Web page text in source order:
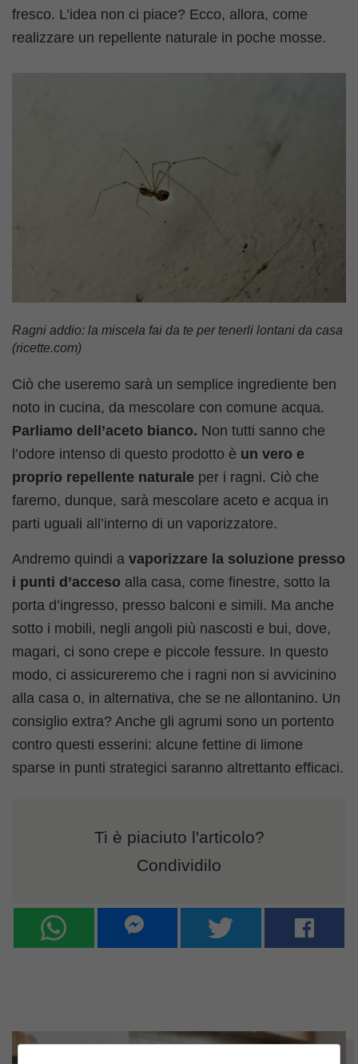
fresco. L’idea non ci piace? Ecco, allora, come
realizzare un repellente naturale in poche mosse.
Ragni addio: la miscela fai da te per tenerli lontani da casa
(ricette.com)
Ciò che useremo sarà un semplice ingrediente ben
noto in cucina, da mescolare con comune acqua.
Parliamo dell’aceto bianco. Non tutti sanno che
l’odore intenso di questo prodotto è un vero e
proprio repellente naturale per i ragni. Ciò che
faremo, dunque, sarà mescolare aceto e acqua in
parti uguali all’interno di un vaporizzatore.
Andremo quindi a vaporizzare la soluzione presso
i punti d’acceso alla casa, come finestre, sotto la
porta d’ingresso, presso balconi e simili. Ma anche
sotto i mobili, negli angoli più nascosti e bui, dove,
magari, ci sono crepe e piccole fessure. In questo
modo, ci assicureremo che i ragni non si avvicinino
alla casa o, in alternativa, che se ne allontanino. Un
consiglio extra? Anche gli agrumi sono un portento
contro questi esserini: alcune fettine di limone
sparse in punti strategici saranno altrettanto efficaci.
Ti è piaciuto l'articolo?
Condividilo